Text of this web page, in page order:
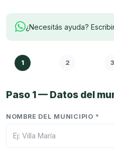
¿Necesitás ayuda?
1 2 3
Paso 1 — Datos del
NOMBRE DEL MUNICIPIO *